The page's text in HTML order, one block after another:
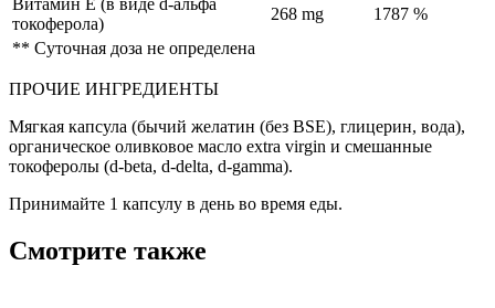
токоферола)
268 mg
1787 %
** Суточная доза не определена
ПРОЧИЕ ИНГРЕДИЕНТЫ
Мягкая капсула (бычий желатин (без BSE), глицерин, вода),
органическое оливковое масло extra virgin и смешанные
токоферолы (d-beta, d-delta, d-gamma).
Принимайте 1 капсулу в день во время еды.
Смотрите также